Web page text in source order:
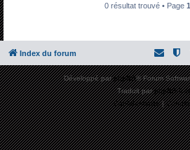
0 résultat trouvé • Page 1
Index du forum
Développé parphpBB® Forum
Traduit parphpBB-
Confidentialité|